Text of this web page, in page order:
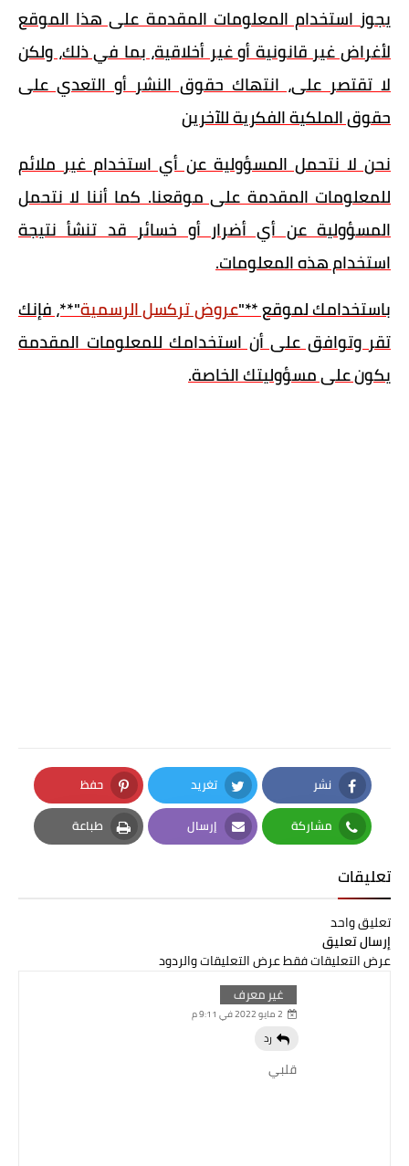
يجوز استخدام المعلومات المقدمة على هذا الموقع
لأغراض غير قانونية أو غير أخلاقية، بما في ذلك، ولكن
لا تقتصر على، انتهاك حقوق النشر أو التعدي على
حقوق الملكية الفكرية للآخرين
نحن لا نتحمل المسؤولية عن أي استخدام غير ملائم
للمعلومات المقدمة على موقعنا. كما أننا لا نتحمل
المسؤولية عن أي أضرار أو خسائر قد تنشأ نتيجة
استخدام هذه المعلومات.
باستخدامك لموقع **"عروض تركسل الرسمية"**، فإنك
تقر وتوافق على أن استخدامك للمعلومات المقدمة
يكون على مسؤوليتك الخاصة.
نشر
Facebook
تغريد
Twitter
حفظ
Pinterest
مشاركة
Whatsapp
إرسال
Email
طباعة
Print
تعليقات
تعليق واحد
إرسال تعليق
عرض التعليقات فقطعرض التعليقات والردود
غير معرف
2 مايو 2022 في 9:11 م
قلبي
رد